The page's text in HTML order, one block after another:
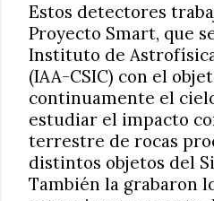
Estos detectores
Proyecto Smart, que
Instituto de
(IAA-CSIC) con el
continuamente el
estudiar el impacto
terrestre de rocas
distintos objetos del
También la grabaron